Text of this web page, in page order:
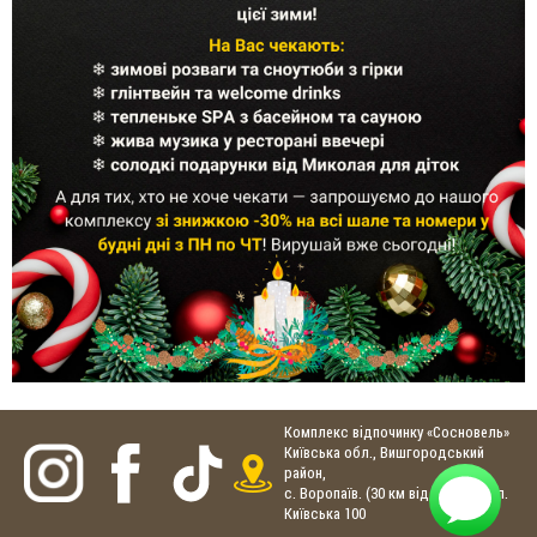
Комплекс відпочинку «Сосновель»
Київська обл., Вишгородський
район,
с. Воропаїв. (30 км від Києва), вул.
Київська 100